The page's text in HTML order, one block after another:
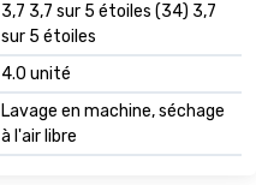
3,7 3,7 sur 5 étoiles (34) 3,7
sur 5 étoiles
4.0 unité
Lavage en machine, séchage
à l'air libre